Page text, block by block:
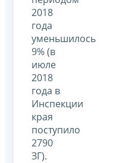
2018
года
уменьшилось
9% (в
июле
2018
года в
Инспекции
края
поступило
2790
ЗГ).